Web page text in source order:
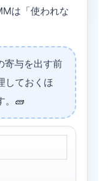
は「使われな
寄与を出す前
しておくほ
。🧱